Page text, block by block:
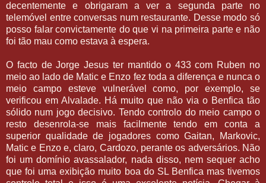
decentemente e obrigaram a ver a segunda parte no
telemóvel entre conversas num restaurante. Desse modo só
posso falar convictamente do que vi na primeira parte e não
foi tão mau como estava à espera.
O facto de Jorge Jesus ter mantido o 433 com Ruben no
meio ao lado de Matic e Enzo fez toda a diferença e nunca o
meio campo esteve vulnerável como, por exemplo, se
verificou em Alvalade. Há muito que não via o Benfica tão
sólido num jogo decisivo. Tendo controlo do meio campo o
resto desenrola-se mais facilmente tendo em conta a
superior qualidade de jogadores como Gaitan, Markovic,
Matic e Enzo e, claro, Cardozo, perante os adversários. Não
foi um domínio avassalador, nada disso, nem sequer acho
que foi uma exibição muito boa do SL Benfica mas tivemos